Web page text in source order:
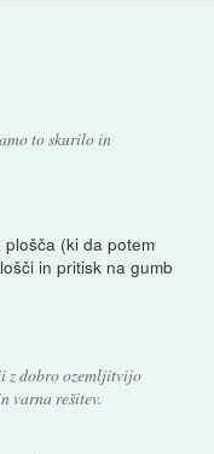
to skurilo in
(ki da potem
in pritisk na gumb
z dobro ozemljitvijo
varna rešitev.